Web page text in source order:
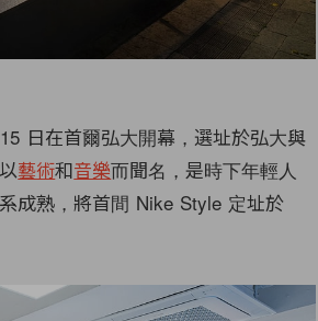
日在首爾弘大開幕，選址於弘大與
藝術和音樂而聞名，是時下年輕人
成熟，將首間 Nike Style 定址於